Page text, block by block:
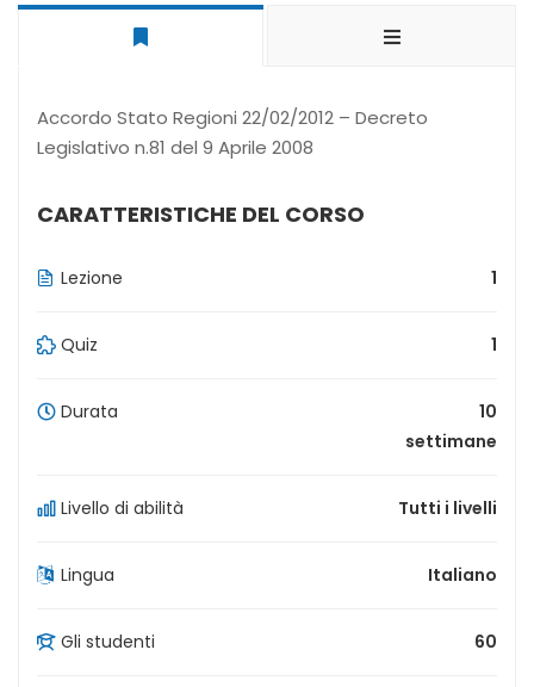
Accordo Stato Regioni 22/02/2012 – Decreto
Legislativo n.81 del 9 Aprile 2008
CARATTERISTICHE DEL CORSO
Lezione 1
Quiz 1
Durata
10
settimane
Livello di abilità Tutti i livelli
Lingua Italiano
Gli studenti 60